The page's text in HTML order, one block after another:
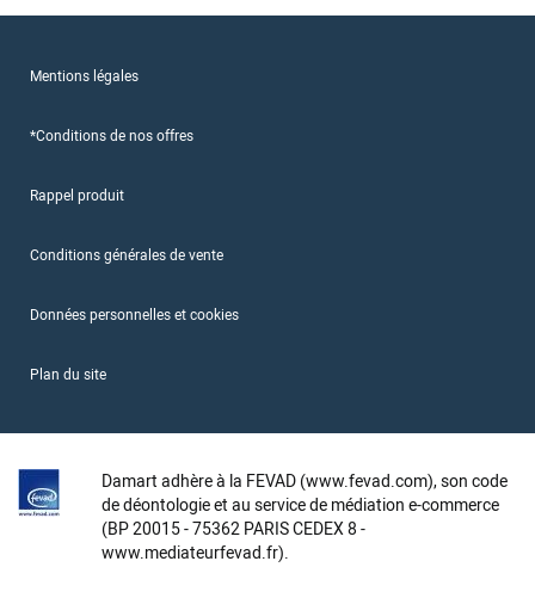
Mentions légales
*Conditions de nos offres
Rappel produit
Conditions générales de vente
Données personnelles et cookies
Plan du site
Damart adhère à la FEVAD (www.fevad.com), son code
de déontologie et au service de médiation e-commerce
(BP 20015 - 75362 PARIS CEDEX 8 -
www.mediateurfevad.fr).